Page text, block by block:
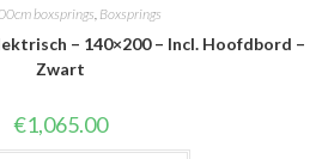
boxsprings, Boxsprings
– 140×200 – Incl. Hoofdbord –
Zwart
€1,065.00